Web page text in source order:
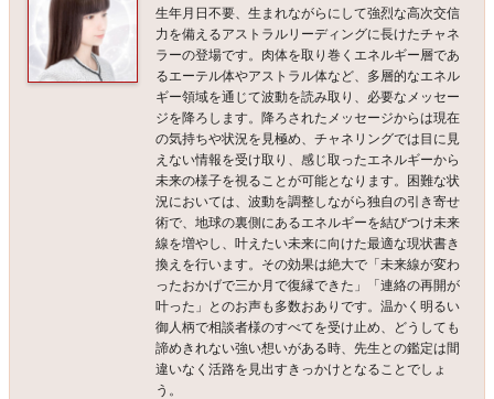
生年月日不要、生まれながらにして強烈な高次交信
力を備えるアストラルリーディングに長けたチャネ
ラーの登場です。肉体を取り巻くエネルギー層であ
るエーテル体やアストラル体など、多層的なエネル
ギー領域を通じて波動を読み取り、必要なメッセー
ジを降ろします。降ろされたメッセージからは現在
の気持ちや状況を見極め、チャネリングでは目に見
えない情報を受け取り、感じ取ったエネルギーから
未来の様子を視ることが可能となります。困難な状
況においては、波動を調整しながら独自の引き寄せ
術で、地球の裏側にあるエネルギーを結びつけ未来
線を増やし、叶えたい未来に向けた最適な現状書き
換えを行います。その効果は絶大で「未来線が変わ
ったおかげで三か月で復縁できた」「連絡の再開が
叶った」とのお声も多数おありです。温かく明るい
御人柄で相談者様のすべてを受け止め、どうしても
諦めきれない強い想いがある時、先生との鑑定は間
違いなく活路を見出すきっかけとなることでしょ
う。